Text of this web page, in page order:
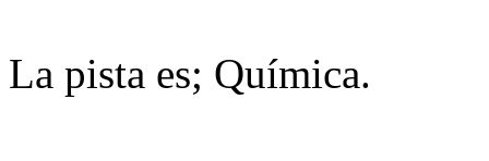
La pista es; Química.